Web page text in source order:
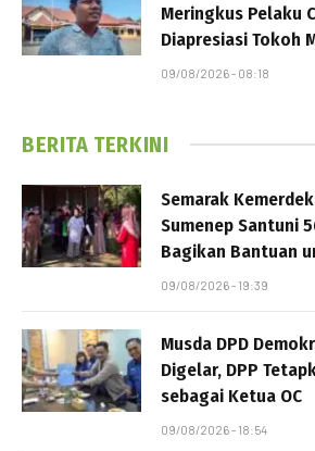
Meringkus Pelaku
Diapresiasi Tokoh
09/08/2026 - 08:18
BERITA TERKINI
Semarak
Sumenep Santuni
Bagikan Bantuan
09/08/2026 - 19:39
Musda DPD
Digelar, DPP
sebagai Ketua OC
09/08/2026 - 18:54